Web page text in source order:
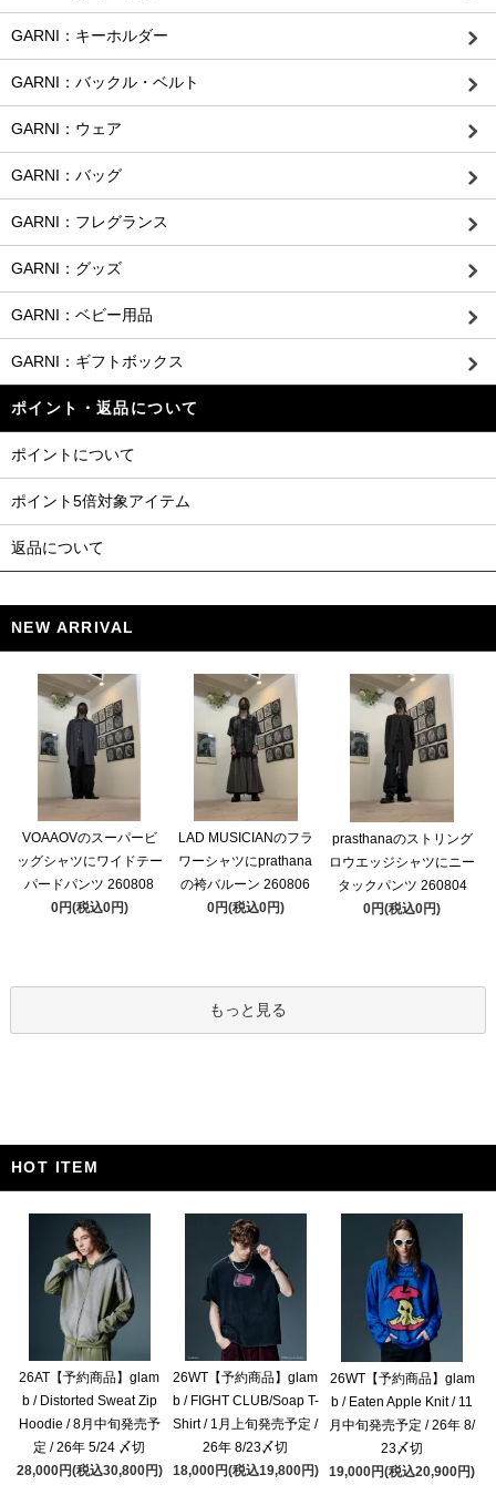
GARNI：キーホルダー
GARNI：バックル・ベルト
GARNI：ウェア
GARNI：バッグ
GARNI：フレグランス
GARNI：グッズ
GARNI：ベビー用品
GARNI：ギフトボックス
ポイント・返品について
ポイントについて
ポイント5倍対象アイテム
返品について
NEW ARRIVAL
VOAAOVのスーパービ
ッグシャツにワイドテー
パードパンツ 260808
0円(税込0円)
LAD MUSICIANのフラ
ワーシャツにprathana
の袴バルーン 260806
0円(税込0円)
prasthanaのストリング
ロウエッジシャツにニー
タックパンツ 260804
0円(税込0円)
もっと見る
HOT ITEM
26AT【予約商品】glam
b / Distorted Sweat Zip
Hoodie / 8月中旬発売予
定 / 26年 5/24 〆切
28,000円(税込30,800円)
26WT【予約商品】glam
b / FIGHT CLUB/Soap T-
Shirt / 1月上旬発売予定 /
26年 8/23〆切
18,000円(税込19,800円)
26WT【予約商品】glam
b / Eaten Apple Knit / 11
月中旬発売予定 / 26年 8/
23〆切
19,000円(税込20,900円)